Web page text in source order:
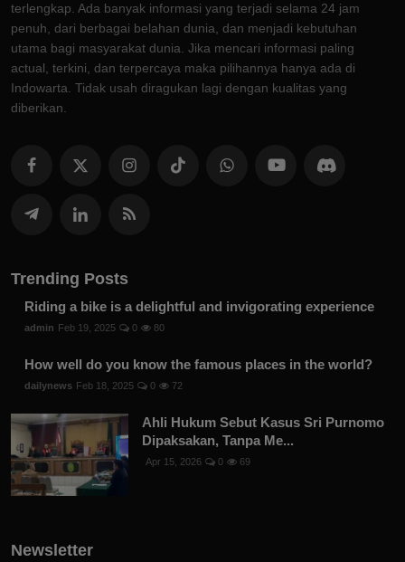
terlengkap. Ada banyak informasi yang terjadi selama 24 jam
penuh, dari berbagai belahan dunia, dan menjadi kebutuhan
utama bagi masyarakat dunia. Jika mencari informasi paling
actual, terkini, dan terpercaya maka pilihannya hanya ada di
Indowarta. Tidak usah diragukan lagi dengan kualitas yang
diberikan.
Trending Posts
Riding a bike is a delightful and invigorating experience
admin Feb 19, 2025 0 80
How well do you know the famous places in the world?
dailynews Feb 18, 2025 0 72
Ahli Hukum Sebut Kasus Sri Purnomo
Dipaksakan, Tanpa Me...
Apr 15, 2026 0 69
Newsletter